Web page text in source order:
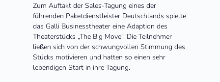
Zum Auftakt der Sales-Tagung eines der
führenden Paketdienstleister Deutschlands spielte
das Galli Businesstheater eine Adaption des
Theaterstücks „The Big Move“. Die Teilnehmer
ließen sich von der schwungvollen Stimmung des
Stücks motivieren und hatten so einen sehr
lebendigen Start in ihre Tagung.